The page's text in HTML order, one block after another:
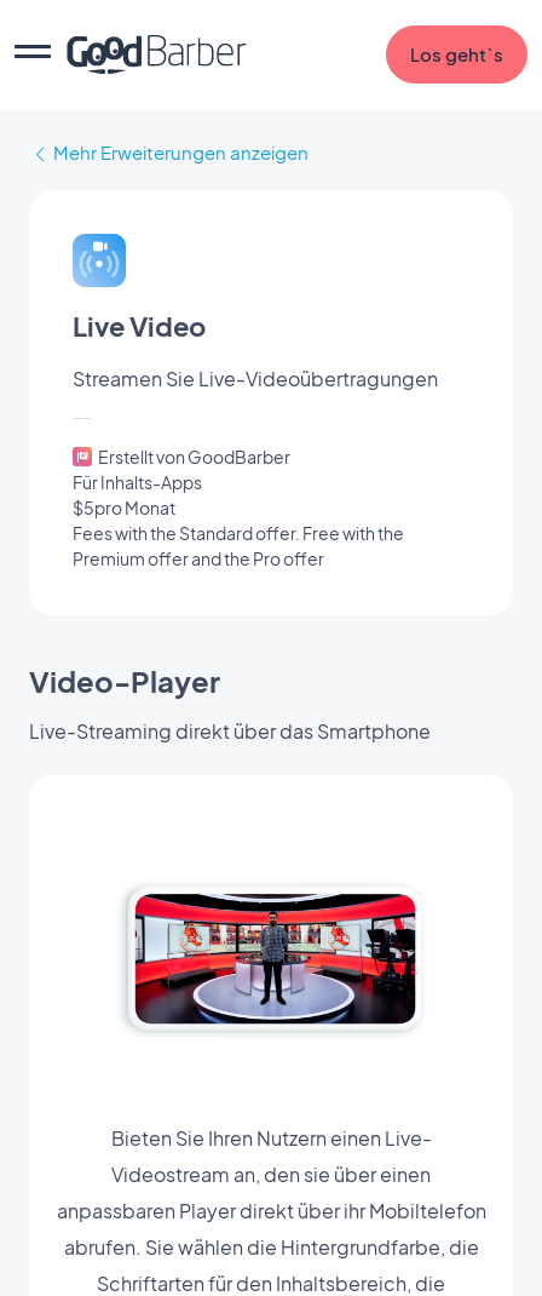
Los geht`s
Mehr Erweiterungen anzeigen
Live Video
Streamen Sie Live-Videoübertragungen
Erstellt von GoodBarber
Für Inhalts-Apps
$5pro Monat
Fees with the Standard offer. Free with the
Premium offer and the Pro offer
Video-Player
Live-Streaming direkt über das Smartphone
Bieten Sie Ihren Nutzern einen Live-
Videostream an, den sie über einen
anpassbaren Player direkt über ihr Mobiltelefon
abrufen. Sie wählen die Hintergrundfarbe, die
Schriftarten für den Inhaltsbereich, die